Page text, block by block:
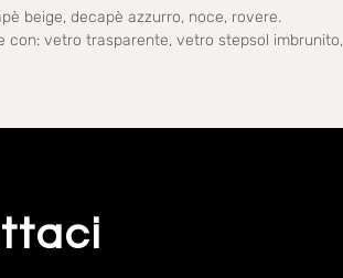
beige, decapè azzurro, noce, rovere.
con: vetro trasparente, vetro stepsol imbrunito,